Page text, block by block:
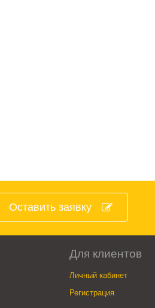
Оставить заявку
Для клиентов
Личный кабинет
Регистрация